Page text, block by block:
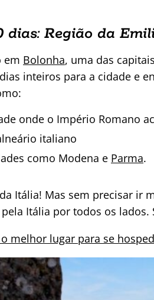
dias: Região da
em Bolonha, uma das
inteiros para a cidade e
onde o Império Romano
italiano
como Modena e Parma.
Itália! Mas sem precisar ir
Itália por todos os
melhor lugar para se